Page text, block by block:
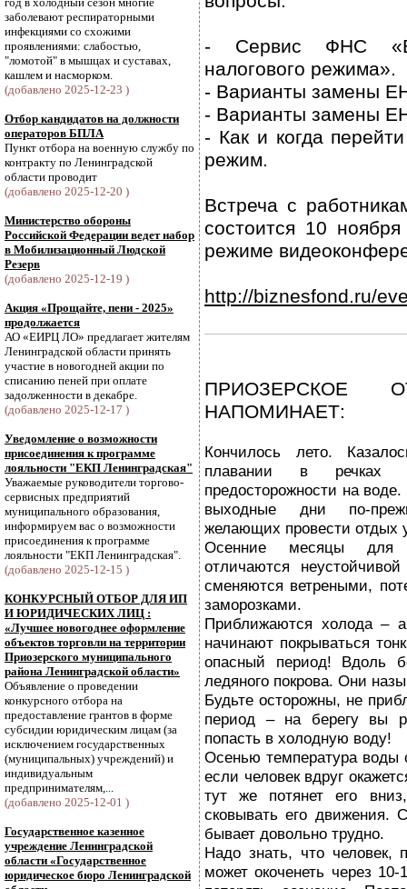
заболевают респираторными
инфекциями со схожими
проявлениями: слабостью,
"ломотой" в мышцах и суставах,
кашлем и насморком.
(добавлено 2025-12-23 )
Отбор кандидатов на должности
операторов БПЛА
Пункт отбора на военную службу по
контракту по Ленинградской
области проводит
(добавлено 2025-12-20 )
Министерство обороны
Российской Федерации ведет набор
в Мобилизационный Людской
Резерв
(добавлено 2025-12-19 )
Акция «Прощайте, пени - 2025»
продолжается
АО «ЕИРЦ ЛО» предлагает жителям
Ленинградской области принять
участие в новогодней акции по
списанию пеней при оплате
задолженности в декабре.
(добавлено 2025-12-17 )
Уведомление о возможности
присоединения к программе
лояльности "ЕКП Ленинградская"
Уважаемые руководители торгово-
сервисных предприятий
муниципального образования,
информируем вас о возможности
присоединения к программе
лояльности "ЕКП Ленинградская".
(добавлено 2025-12-15 )
КОНКУРСНЫЙ ОТБОР ДЛЯ ИП
И ЮРИДИЧЕСКИХ ЛИЦ :
«Лучшее новогоднее оформление
объектов торговли на территории
Приозерского муниципального
района Ленинградской области»
Объявление о проведении
конкурсного отбора на
предоставление грантов в форме
субсидии юридическим лицам (за
исключением государственных
(муниципальных) учреждений) и
индивидуальным
предпринимателям,...
(добавлено 2025-12-01 )
Государственное казенное
учреждение Ленинградской
области «Государственное
юридическое бюро Ленинградской
- Сервис ФНС
налогового режима».
- Варианты замены
- Варианты замены
- Как и когда
режим.
Встреча с
состоится 10
режиме
http://biznesfond.ru/
ПРИОЗЕРСКОЕ
НАПОМИНАЕТ:
Кончилось лето.
плавании в
предосторожности на
выходные дни по-
желающих провести отдых
Осенние месяцы для
отличаются
сменяются ветреными,
заморозками.
Приближаются холода –
начинают покрываться
опасный период! Вдоль
ледяного покрова. Они
Будьте осторожны, не
период – на берегу вы
попасть в холодную воду!
Осенью температура воды
если человек вдруг
тут же потянет его
сковывать его движения.
бывает довольно трудно.
Надо знать, что
может окоченеть через